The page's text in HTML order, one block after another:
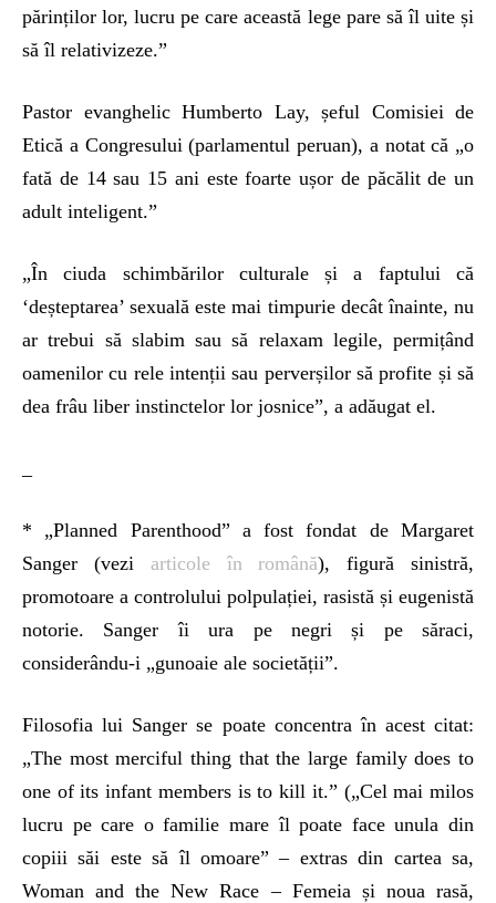
părinților lor, lucru pe care această lege pare să îl uite și
să îl relativizeze.”
Pastor evanghelic Humberto Lay, șeful Comisiei de
Etică a Congresului (parlamentul peruan), a notat că „o
fată de 14 sau 15 ani este foarte ușor de păcălit de un
adult inteligent.”
„În ciuda schimbărilor culturale și a faptului că
‘deșteptarea’ sexuală este mai timpurie decât înainte, nu
ar trebui să slabim sau să relaxam legile, permițând
oamenilor cu rele intenții sau perverșilor să profite și să
dea frâu liber instinctelor lor josnice”, a adăugat el.
* „Planned Parenthood” a fost fondat de Margaret
Sanger (vezi articole în română), figură sinistră,
promotoare a controlului polpulației, rasistă și eugenistă
notorie. Sanger îi ura pe negri și pe săraci,
considerându-i „gunoaie ale societății”.
Filosofia lui Sanger se poate concentra în acest citat:
„The most merciful thing that the large family does to
one of its infant members is to kill it.” („Cel mai milos
lucru pe care o familie mare îl poate face unula din
copiii săi este să îl omoare” – extras din cartea sa,
Woman and the New Race – Femeia și noua rasă,